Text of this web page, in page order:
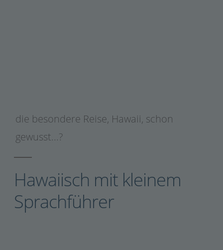
die besondere Reise, Hawaii, schon
gewusst...?
Hawaiisch mit kleinem
Sprachführer